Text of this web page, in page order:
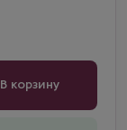
В корзину